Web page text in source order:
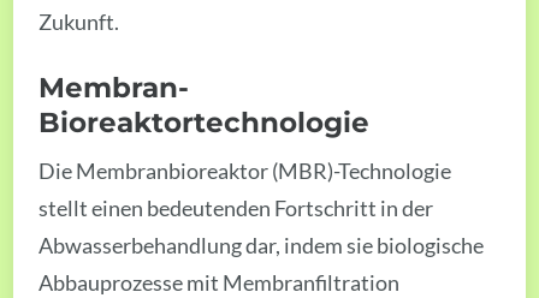
Zukunft.
Membran-
Bioreaktortechnologie
Die Membranbioreaktor (MBR)-Technologie
stellt einen bedeutenden Fortschritt in der
Abwasserbehandlung dar, indem sie biologische
Abbauprozesse mit Membranfiltration